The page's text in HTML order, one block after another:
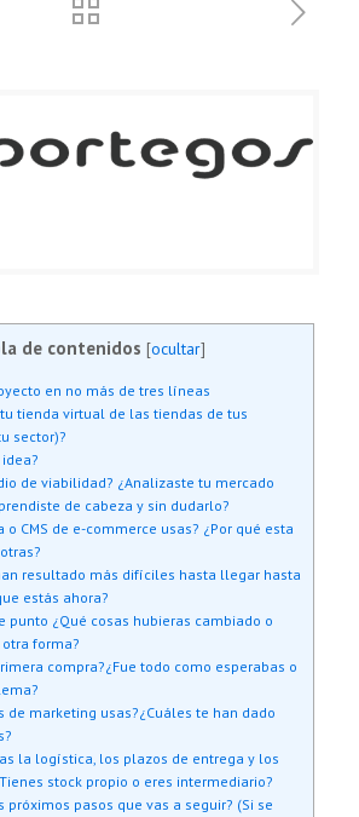
de contenidos [ocultar]
en no más de tres líneas
tienda virtual de las tiendas de tus
sector)?
de viabilidad? ¿Analizaste tu mercado
de cabeza y sin dudarlo?
CMS de e-commerce usas? ¿Por qué esta
resultado más difíciles hasta llegar hasta
estás ahora?
punto ¿Qué cosas hubieras cambiado o
forma?
compra?¿Fue todo como esperabas o
de marketing usas?¿Cuáles te han dado
la logística, los plazos de entrega y los
stock propio o eres intermediario?
próximos pasos que vas a seguir? (Si se